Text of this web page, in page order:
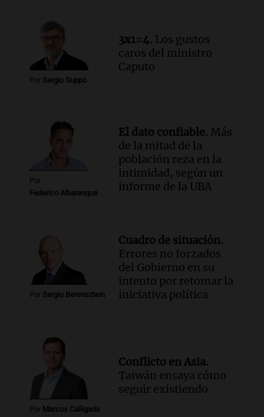
Por Sergio Suppo
3x1=4. Los gustos
caros del ministro
Caputo
Por
Federico Albarenque
El dato confiable. Más
de la mitad de la
población reza en la
intimidad, según un
informe de la UBA
Por Sergio Berensztein
Cuadro de situación.
Errores no forzados
del Gobierno en su
intento por retomar la
iniciativa política
Por Marcos Calligaris
Conflicto en Asia.
Taiwán ensaya cómo
seguir existiendo